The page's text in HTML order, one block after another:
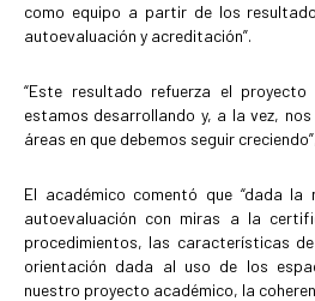
como equipo a partir de los
autoevaluación y acreditación”.
“Este resultado refuerza el
estamos desarrollando y, a la vez,
áreas en que debemos seguir
El académico comentó que “dada
autoevaluación con miras a la
procedimientos, las características
orientación dada al uso de los
nuestro proyecto académico, la